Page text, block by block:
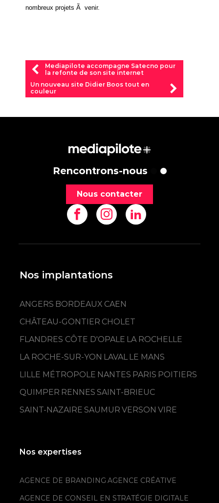
nombreux projets Ã venir.
Mediapilote accompagne Satecno pour
la refonte de son site internet
Un nouveau site Didier Boos tout en
couleur
Rencontrons-nous
Nous contacter
Nos implantations
ANGERS BORDEAUX CAEN
CHÂTEAU-GONTIER CHOLET
FLANDRES CÔTE D'OPALE LA ROCHELLE
LA ROCHE-SUR-YON LAVAL LE MANS
LILLE MÉTROPOLE NANTES PARIS POITIERS
QUIMPER RENNES SAINT-BRIEUC
SAINT-NAZAIRE SAUMUR VERSON VIRE
Nos expertises
AGENCE DE BRANDING AGENCE CRÉATIVE
AGENCE DE CONSEIL EN STRATÉGIE DIGITALE